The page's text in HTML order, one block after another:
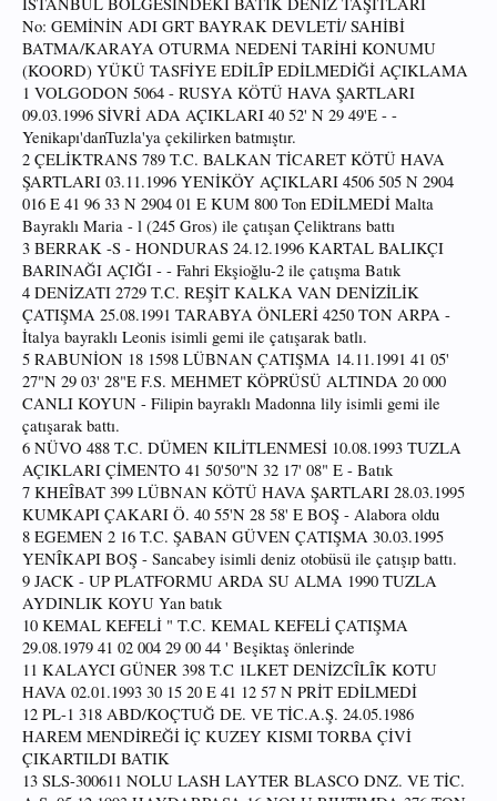
No: GEMİNİN ADI GRT BAYRAK DEVLETİ/ SAHİBİ
BATMA/KARAYA OTURMA NEDENİ TARİHİ KONUMU
(KOORD) YÜKÜ TASFİYE EDİLÎP EDİLMEDİĞİ AÇIKLAMA
1 VOLGODON 5064 - RUSYA KÖTÜ HAVA ŞARTLARI
09.03.1996 SİVRİ ADA AÇIKLARI 40 52' N 29 49'E - -
Yenikapı'danTuzla'ya çekilirken batmıştır.
2 ÇELİKTRANS 789 T.C. BALKAN TİCARET KÖTÜ HAVA
ŞARTLARI 03.11.1996 YENİKÖY AÇIKLARI 4506 505 N 2904
016 E 41 96 33 N 2904 01 E KUM 800 Ton EDİLMEDİ Malta
Bayraklı Maria - l (245 Gros) ile çatışan Çeliktrans battı
3 BERRAK -S - HONDURAS 24.12.1996 KARTAL BALIKÇI
BARINAĞI AÇIĞI - - Fahri Ekşioğlu-2 ile çatışma Batık
4 DENİZATI 2729 T.C. REŞİT KALKA VAN DENİZİLİK
ÇATIŞMA 25.08.1991 TARABYA ÖNLERİ 4250 TON ARPA -
İtalya bayraklı Leonis isimli gemi ile çatışarak batlı.
5 RABUNİON 18 1598 LÜBNAN ÇATIŞMA 14.11.1991 41 05'
27"N 29 03' 28"E F.S. MEHMET KÖPRÜSÜ ALTINDA 20 000
CANLI KOYUN - Filipin bayraklı Madonna lily isimli gemi ile
çatışarak battı.
6 NÜVO 488 T.C. DÜMEN KILİTLENMESİ 10.08.1993 TUZLA
AÇIKLARI ÇİMENTO 41 50'50"N 32 17' 08" E - Batık
7 KHEÎBAT 399 LÜBNAN KÖTÜ HAVA ŞARTLARI 28.03.1995
KUMKAPI ÇAKARI Ö. 40 55'N 28 58' E BOŞ - Alabora oldu
8 EGEMEN 2 16 T.C. ŞABAN GÜVEN ÇATIŞMA 30.03.1995
YENÎKAPI BOŞ - Sancabey isimli deniz otobüsü ile çatışıp battı.
9 JACK - UP PLATFORMU ARDA SU ALMA 1990 TUZLA
AYDINLIK KOYU Yan batık
10 KEMAL KEFELİ " T.C. KEMAL KEFELİ ÇATIŞMA
29.08.1979 41 02 004 29 00 44 ' Beşiktaş önlerinde
11 KALAYCI GÜNER 398 T.C 1LKET DENİZCÎLÎK KOTU
HAVA 02.01.1993 30 15 20 E 41 12 57 N PRİT EDİLMEDİ
12 PL-1 318 ABD/KOÇTUĞ DE. VE TİC.A.Ş. 24.05.1986
HAREM MENDİREĞİ İÇ KUZEY KISMI TORBA ÇİVİ
ÇIKARTILDI BATIK
13 SLS-300611 NOLU LASH LAYTER BLASCO DNZ. VE TİC.